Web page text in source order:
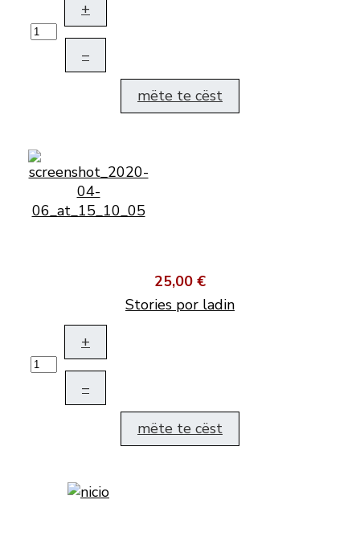
+
–
mëte te cëst
25,00 €
Stories por ladin
+
–
mëte te cëst